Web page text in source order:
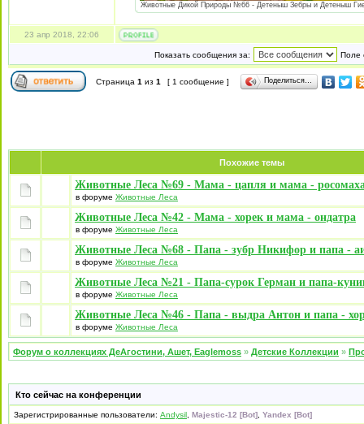
Животные Дикой Природы №66 - Детеныш Зебры и Детеныш
23 апр 2018, 22:06
Показать сообщения за: Поле
Страница 1 из 1 [ 1 сообщение ] Поделиться…
Похожие темы
Животные Леса №69 - Мама - цапля и мама -
в форуме Животные Леса
Животные Леса №42 - Мама - хорек и мама - ондатра
в форуме Животные Леса
Животные Леса №68 - Папа - зубр Никифор и папа -
в форуме Животные Леса
Животные Леса №21 - Папа-сурок Герман и папа-
в форуме Животные Леса
Животные Леса №46 - Папа - выдра Антон и папа -
в форуме Животные Леса
Форум о коллекциях ДеАгостини, Ашет, Eaglemoss » Детские Коллекции »
Кто сейчас на конференции
Зарегистрированные пользователи: Andysil Majestic-12 [Bot] Yandex [Bot]